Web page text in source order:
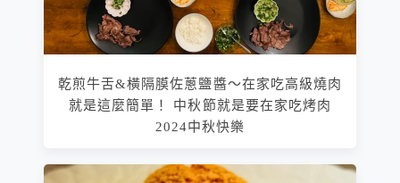
乾煎牛舌&橫隔膜佐蔥鹽醬～在家吃高級燒肉
就是這麼簡單！ 中秋節就是要在家吃烤肉
2024中秋快樂